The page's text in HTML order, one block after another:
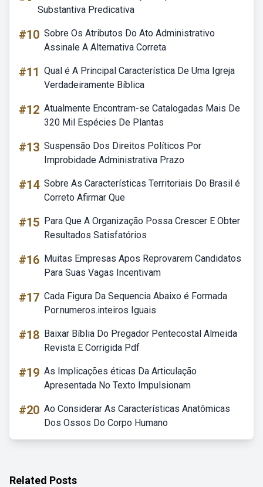
Substantiva Predicativa
#10 Sobre Os Atributos Do Ato Administrativo
Assinale A Alternativa Correta
#11 Qual é A Principal Característica De Uma Igreja
Verdadeiramente Bíblica
#12 Atualmente Encontram-se Catalogadas Mais De
320 Mil Espécies De Plantas
#13 Suspensão Dos Direitos Políticos Por
Improbidade Administrativa Prazo
#14 Sobre As Características Territoriais Do Brasil é
Correto Afirmar Que
#15 Para Que A Organização Possa Crescer E Obter
Resultados Satisfatórios
#16 Muitas Empresas Apos Reprovarem Candidatos
Para Suas Vagas Incentivam
#17 Cada Figura Da Sequencia Abaixo é Formada
Por.numeros.inteiros Iguais
#18 Baixar Bíblia Do Pregador Pentecostal Almeida
Revista E Corrigida Pdf
#19 As Implicações éticas Da Articulação
Apresentada No Texto Impulsionam
#20 Ao Considerar As Características Anatômicas
Dos Ossos Do Corpo Humano
Related Posts